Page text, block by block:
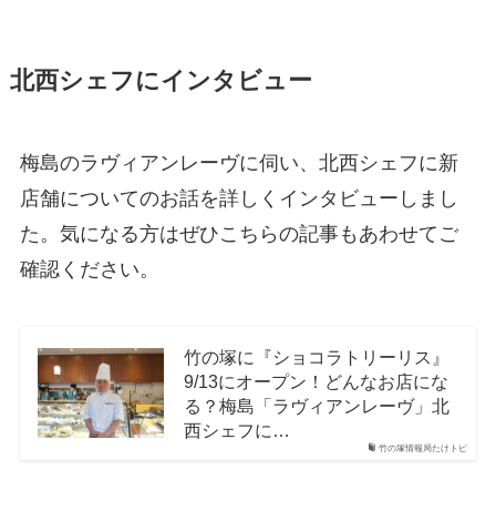
北西シェフにインタビュー
梅島のラヴィアンレーヴに伺い、北西シェフに新
店舗についてのお話を詳しくインタビューしまし
た。気になる方はぜひこちらの記事もあわせてご
確認ください。
竹の塚情報局たけトピ
竹の塚に『ショコラトリーリス』
9/13にオープン！どんなお店にな
る？梅島「ラヴィアンレーヴ」北
西シェフに…